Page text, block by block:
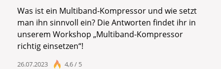
Was ist ein Multiband-Kompressor und wie setzt
man ihn sinnvoll ein? Die Antworten findet ihr in
unserem Workshop „Multiband-Kompressor
richtig einsetzen“!
26.07.2023 4,6 / 5